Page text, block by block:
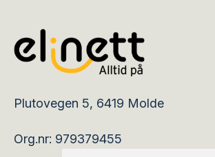
Plutovegen 5, 6419 Molde
Org.nr: 979379455